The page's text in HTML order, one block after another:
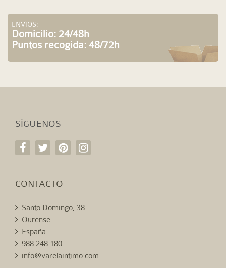
ENVÍOS:
Domicilio: 24/48h
Puntos recogida: 48/72h
SÍGUENOS
CONTACTO
Santo Domingo, 38
Ourense
España
988 248 180
info@varelaintimo.com